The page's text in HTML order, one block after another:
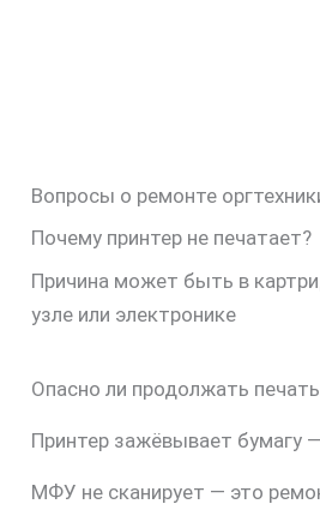
Вопросы о ремонте
Почему принтер не печатает?
Причина может быть в
узле или электронике
Опасно ли продолжать
Принтер зажёвывает бумагу
МФУ не сканирует — это